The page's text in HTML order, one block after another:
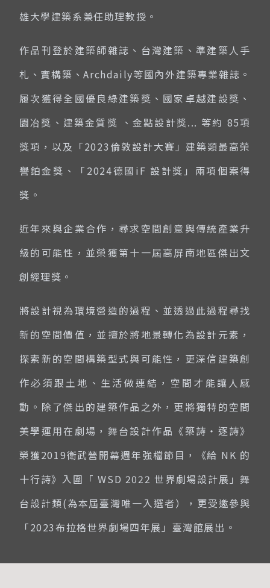
雄大學建築系兼任助理教授。
作品刊登於建築師雜誌、台灣建築、準建築人手
札、實構築、Archdaily等國內外建築專業雜誌。
履次獲得全國優良綠建築獎、國家卓越建設獎、
園冶獎、建築金質獎 、金點設計獎... 等約 85項
獎項，以及「2023倫敦設計大賽」建築類最高榮
譽鉑金獎、「2024德國iF 設計獎」兩項個案得
獎。
近年來與企業合作，尋求空間創意與傳統產業升
級的可能性，並榮獲第十一屆高屏南地區傑出文
創經理獎。
將設計視為環境營造的過程、並透過此過程尋找
新的空間價值，並擅於將地景轉化為設計元素，
探索新的空間構築型式與可能性，更深信建築創
作必須跟土地、生活做連結，空間才能讓人感
動。除了傑出的建築作品之外，更將獨特的空間
美學運用在劇場，舞台設計作品《築詩‧逐詩》
榮獲2019衛武營開幕週年強檔節目，《給 NK 的
十行詩》入圍「 WSD 2022 世界劇場設計展」舞
台設計類(為本屆臺灣唯一入選者），更受邀參與
「2023布拉格世界劇場四年展」臺灣館展出。